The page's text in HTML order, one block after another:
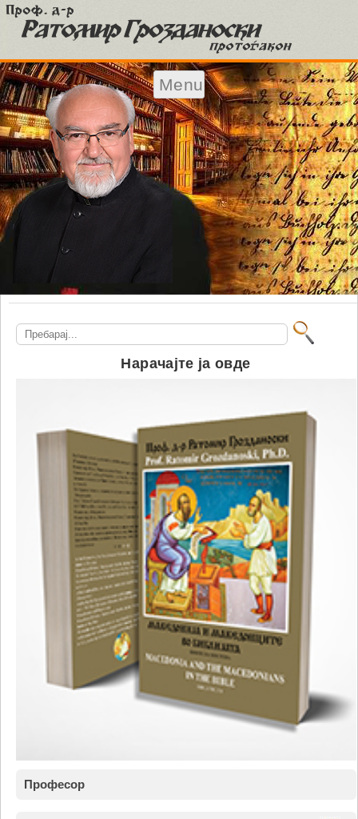
Menu
Skip to content
Search
for:
Нарачајте ја овде
Професор